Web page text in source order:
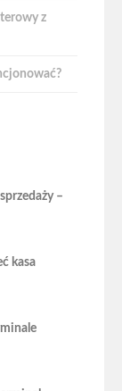
z
–
kasa